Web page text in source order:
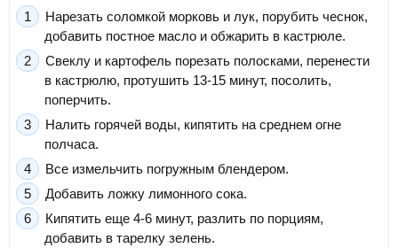
Нарезать соломкой морковь и лук, порубить чеснок,
добавить постное масло и обжарить в кастрюле.
Свеклу и картофель порезать полосками, перенести
в кастрюлю, протушить 13-15 минут, посолить,
поперчить.
Налить горячей воды, кипятить на среднем огне
полчаса.
Все измельчить погружным блендером.
Добавить ложку лимонного сока.
Кипятить еще 4-6 минут, разлить по порциям,
добавить в тарелку зелень.